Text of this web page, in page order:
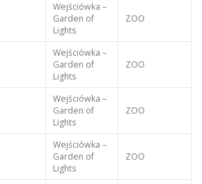
Wejściówka –
Garden of
Lights
ZOO
Wejściówka –
Garden of
Lights
ZOO
Wejściówka –
Garden of
Lights
ZOO
Wejściówka –
Garden of
Lights
ZOO